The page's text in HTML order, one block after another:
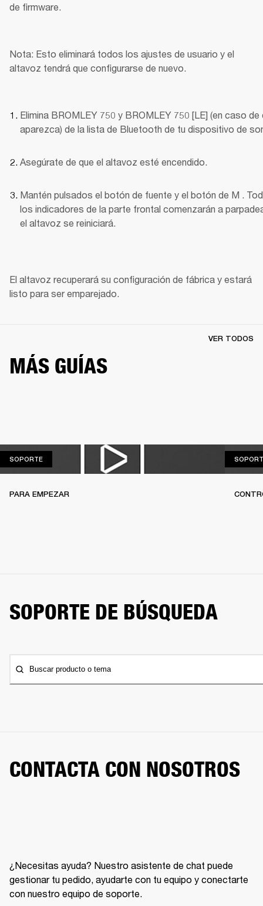
de firmware.
Nota: Esto eliminará todos los ajustes de usuario y el
altavoz tendrá que configurarse de nuevo.
Elimina BROMLEY 750 y BROMLEY 750 [LE] (en caso de
aparezca) de la lista de Bluetooth de tu dispositivo de
Asegúrate de que el altavoz esté encendido.
Mantén pulsados el botón de fuente y el botón de M .
los indicadores de la parte frontal comenzarán a
el altavoz se reiniciará.
El altavoz recuperará su configuración de fábrica y estará
listo para ser emparejado.
MÁS GUÍAS
VER TODOS
SOPORTESOPORTE
PARA EMPEZAR
SOPORTE DE BÚSQUEDA
Buscar producto o tema
CONTACTA CON NOSOTROS
¿Necesitas ayuda? Nuestro asistente de chat puede
gestionar tu pedido, ayudarte con tu equipo y conectarte
con nuestro equipo de soporte.